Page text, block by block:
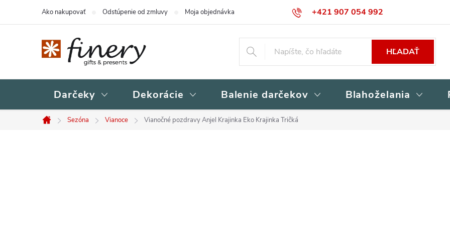
+421 907 054 992
Ako nakupovať Odstúpenie od zmluvy Moja objednávka Obchodné podmienky Podmienky ochrany
HĽADAŤ
Darčeky Dekorácie Balenie darčekov Blahoželania
Domov
Sezóna Vianoce Vianočné pozdravy Anjel Krajinka Eko Krajinka Tričká